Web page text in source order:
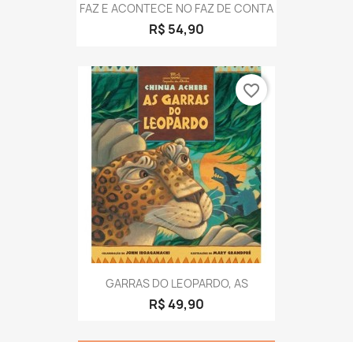
FAZ E ACONTECE NO FAZ DE CONTA
R$ 54,90
GARRAS DO LEOPARDO, AS
R$ 49,90
favorite_border